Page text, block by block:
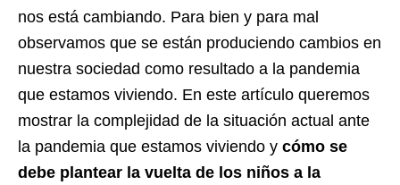
nos está cambiando. Para bien y para mal
observamos que se están produciendo cambios en
nuestra sociedad como resultado a la pandemia
que estamos viviendo. En este artículo queremos
mostrar la complejidad de la situación actual ante
la pandemia que estamos viviendo y cómo se
debe plantear la vuelta de los niños a la